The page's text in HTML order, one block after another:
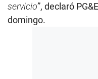
servicio”, declaró
domingo.